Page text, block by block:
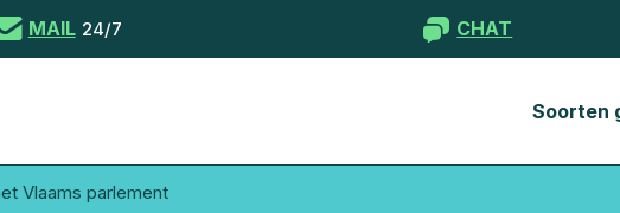
MAIL 24/7 CHAT
Soorten
Vlaams parlement